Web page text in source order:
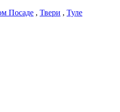
Посаде , Твери , Туле